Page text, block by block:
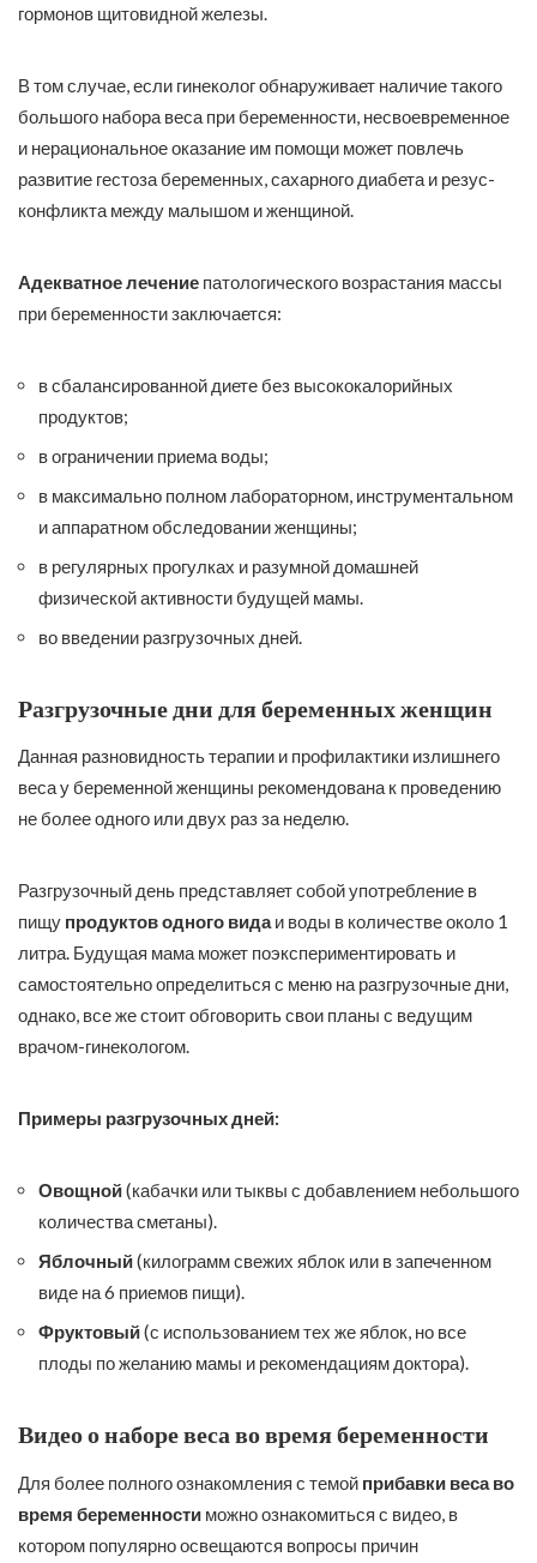
гормонов щитовидной железы.
В том случае, если гинеколог обнаруживает наличие такого
большого набора веса при беременности, несвоевременное
и нерациональное оказание им помощи может повлечь
развитие гестоза беременных, сахарного диабета и резус-
конфликта между малышом и женщиной.
Адекватное лечение патологического возрастания массы
при беременности заключается:
в сбалансированной диете без высококалорийных
продуктов;
в ограничении приема воды;
в максимально полном лабораторном, инструментальном
и аппаратном обследовании женщины;
в регулярных прогулках и разумной домашней
физической активности будущей мамы.
во введении разгрузочных дней.
Разгрузочные дни для беременных женщин
Данная разновидность терапии и профилактики излишнего
веса у беременной женщины рекомендована к проведению
не более одного или двух раз за неделю.
Разгрузочный день представляет собой употребление в
пищу продуктов одного видаи воды в количестве около 1
литра. Будущая мама может поэкспериментировать и
самостоятельно определиться с меню на разгрузочные дни,
однако, все же стоит обговорить свои планы с ведущим
врачом-гинекологом.
Примеры разгрузочных дней:
Овощной(кабачки или тыквы с добавлением небольшого
количества сметаны).
Яблочный(килограмм свежих яблок или в запеченном
виде на 6 приемов пищи).
Фруктовый(с использованием тех же яблок, но все
плоды по желанию мамы и рекомендациям доктора).
Видео о наборе веса во время беременности
Для более полного ознакомления с темой прибавки веса во
время беременности можно ознакомиться с видео, в
котором популярно освещаются вопросы причин